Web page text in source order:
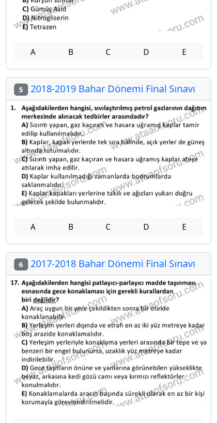
A B C D E
5 2018-2019 Bahar Dönemi Final Sınavı
A B C D E
6 2017-2018 Bahar Dönemi Final Sınavı